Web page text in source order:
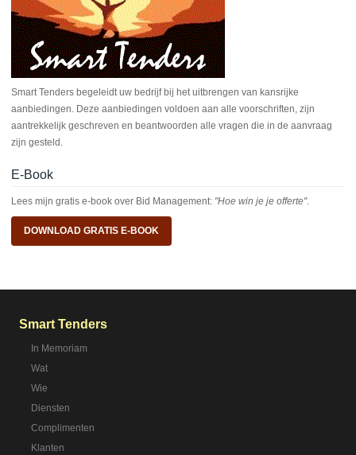
Smart Tenders begeleidt uw bedrijf bij het uitbrengen van kansrijke
aanbiedingen. Deze aanbiedingen voldoen aan alle voorschriften, zijn
aantrekkelijk geschreven en beantwoorden alle vragen die in de aanvraag
zijn gesteld.
E-Book
Lees mijn gratis e-book over Bid Management: "Hoe win je je offerte".
DOWNLOAD GRATIS E-BOOK
Smart Tenders
In Memoriam
Wat
Wie
Diensten
Complimenten
Klanten